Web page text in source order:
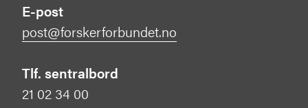
E-post
post@forskerforbundet.no
Tlf. sentralbord
21 02 34 00